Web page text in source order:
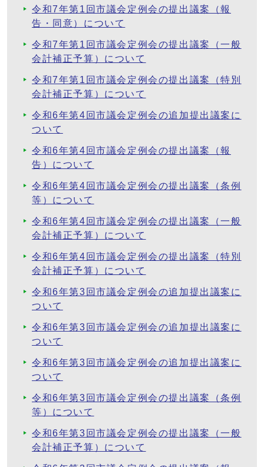
令和7年第1回市議会定例会の提出議案（報
告・同意）について
令和7年第1回市議会定例会の提出議案（一般
会計補正予算）について
令和7年第1回市議会定例会の提出議案（特別
会計補正予算）について
令和6年第4回市議会定例会の追加提出議案に
ついて
令和6年第4回市議会定例会の提出議案（報
告）について
令和6年第4回市議会定例会の提出議案（条例
等）について
令和6年第4回市議会定例会の提出議案（一般
会計補正予算）について
令和6年第4回市議会定例会の提出議案（特別
会計補正予算）について
令和6年第3回市議会定例会の追加提出議案に
ついて
令和6年第3回市議会定例会の追加提出議案に
ついて
令和6年第3回市議会定例会の追加提出議案に
ついて
令和6年第3回市議会定例会の提出議案（条例
等）について
令和6年第3回市議会定例会の提出議案（一般
会計補正予算）について